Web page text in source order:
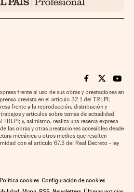
Cinco Días en
Cinco Días
Cinco
frente al uso de sus obras y prestaciones en
prevista en el artículo 32.1 del TRLPI;
frente a la reproducción, distribución y
y artículos sobre temas de actualidad
y, asimismo, realiza una reserva expresa
las obras y otras prestaciones accesibles desde
mecánica u otros medios que resulten
con el artículo 67.3 del Real Decreto - ley
Política cookies Configuración de cookies